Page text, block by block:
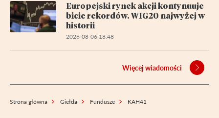
Europejski rynek akcji kontynuuje
bicie rekordów. WIG20 najwyżej w
historii
2026-08-06 18:48
Więcej wiadomości
Strona główna Giełda Fundusze KAH41